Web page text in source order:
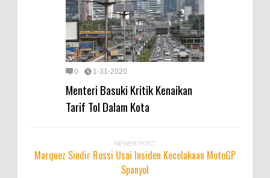
0 1-31-2020
Menteri Basuki Kritik Kenaikan
Tarif Tol Dalam Kota
NEWER POST
Marquez Sindir Rossi Usai Insiden Kecelakaan MotoGP
Spanyol